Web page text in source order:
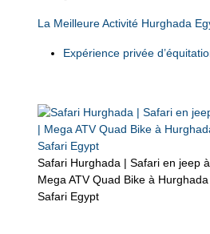
La Meilleure Activité Hurghada
Expérience privée
Safari Hurghada | Safari en jeep
Mega ATV Quad Bike à
Safari Egypt